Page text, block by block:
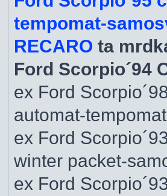
tempomat-
RECARO ta
Ford Scorpio´94
ex Ford
automat-
ex Ford
winter packet-
ex Ford